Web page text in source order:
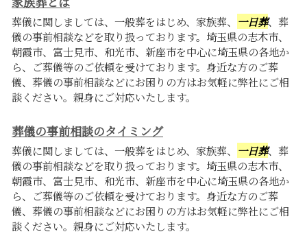
葬儀に関しましては、一般葬をはじめ、家族葬、 一日葬、葬
儀の事前相談などを取り扱っております。埼玉県の志木市、
朝霞市、富士見市、和光市、新座市を中心に埼玉県の各地か
ら、ご葬儀等のご依頼を受けております。身近な方のご葬
儀、葬儀の事前相談などにお困りの方はお気軽に弊社にご相
談ください。親身にご対応いたします。
葬儀の事前相談のタイミング
葬儀に関しましては、一般葬をはじめ、家族葬、 一日葬、葬
儀の事前相談などを取り扱っております。埼玉県の志木市、
朝霞市、富士見市、和光市、新座市を中心に埼玉県の各地か
ら、ご葬儀等のご依頼を受けております。身近な方のご葬
儀、葬儀の事前相談などにお困りの方はお気軽に弊社にご相
談ください。親身にご対応いたします。